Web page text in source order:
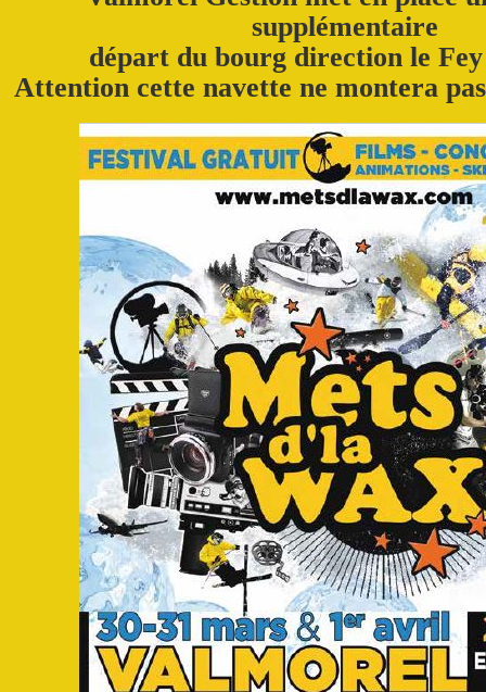
supplémentaire
départ du bourg direction le Fey
Attention cette navette ne montera